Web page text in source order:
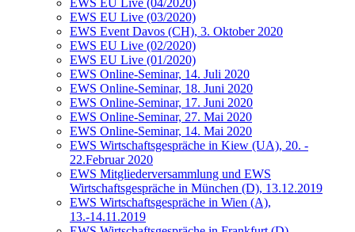
EWS EU Live (04/2020)
EWS EU Live (03/2020)
EWS Event Davos (CH), 3. Oktober 2020
EWS EU Live (02/2020)
EWS EU Live (01/2020)
EWS Online-Seminar, 14. Juli 2020
EWS Online-Seminar, 18. Juni 2020
EWS Online-Seminar, 17. Juni 2020
EWS Online-Seminar, 27. Mai 2020
EWS Online-Seminar, 14. Mai 2020
EWS Wirtschaftsgespräche in Kiew (UA), 20. -
22.Februar 2020
EWS Mitgliederversammlung und EWS
Wirtschaftsgespräche in München (D), 13.12.2019
EWS Wirtschaftsgespräche in Wien (A),
13.-14.11.2019